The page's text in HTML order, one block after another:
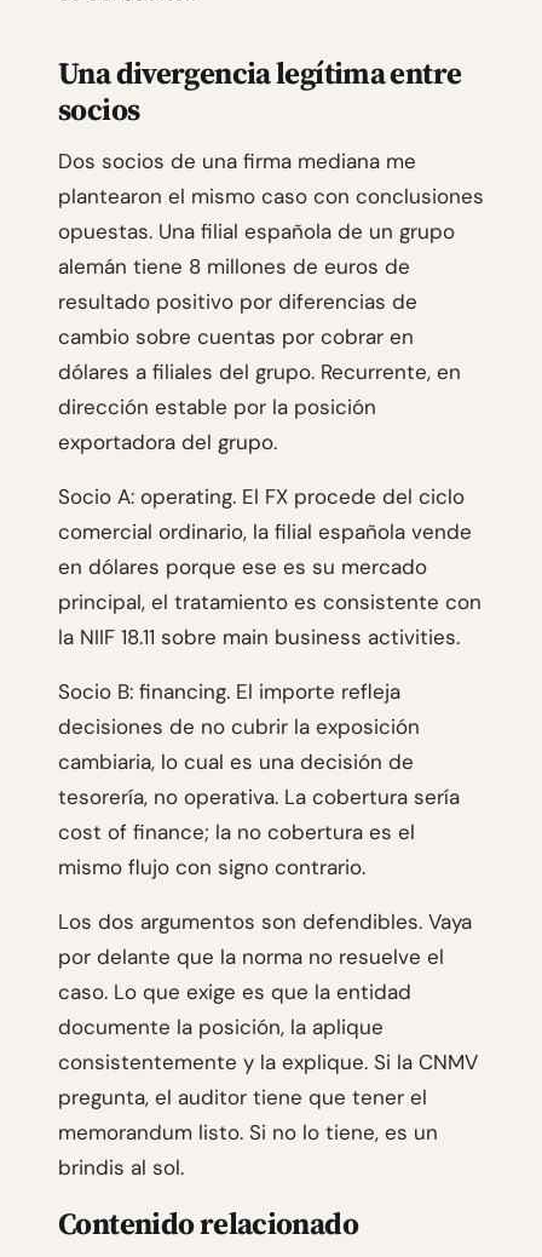
Una divergencia legítima entre
socios
Dos socios de una firma mediana me
plantearon el mismo caso con conclusiones
opuestas. Una filial española de un grupo
alemán tiene 8 millones de euros de
resultado positivo por diferencias de
cambio sobre cuentas por cobrar en
dólares a filiales del grupo. Recurrente, en
dirección estable por la posición
exportadora del grupo.
Socio A: operating. El FX procede del ciclo
comercial ordinario, la filial española vende
en dólares porque ese es su mercado
principal, el tratamiento es consistente con
la NIIF 18.11 sobre main business activities.
Socio B: financing. El importe refleja
decisiones de no cubrir la exposición
cambiaria, lo cual es una decisión de
tesorería, no operativa. La cobertura sería
cost of finance; la no cobertura es el
mismo flujo con signo contrario.
Los dos argumentos son defendibles. Vaya
por delante que la norma no resuelve el
caso. Lo que exige es que la entidad
documente la posición, la aplique
consistentemente y la explique. Si la CNMV
pregunta, el auditor tiene que tener el
memorandum listo. Si no lo tiene, es un
brindis al sol.
Contenido relacionado